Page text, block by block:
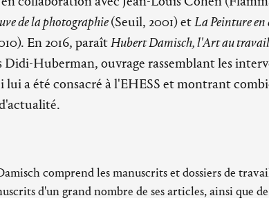
de la photographie(Seuil, 2001) etLa Peinture
En 2016, paraîtHubert Damisch, l'Art au travail
Huberman, ouvrage rassemblant les
a été consacré à l'EHESS et montrant
comprend les manuscrits et dossiers de
d'un grand nombre de ses articles, ainsi que